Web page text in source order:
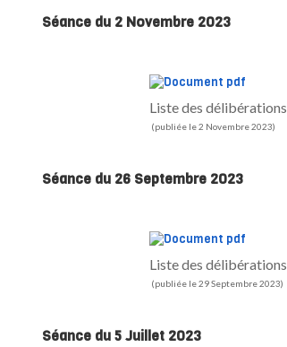
Séance du 2 Novembre 2023
Liste des délibérations
(publiée le 2 Novembre 2023)
Séance du 26 Septembre 2023
Liste des délibérations
(publiée le 29 Septembre 2023)
Séance du 5 Juillet 2023